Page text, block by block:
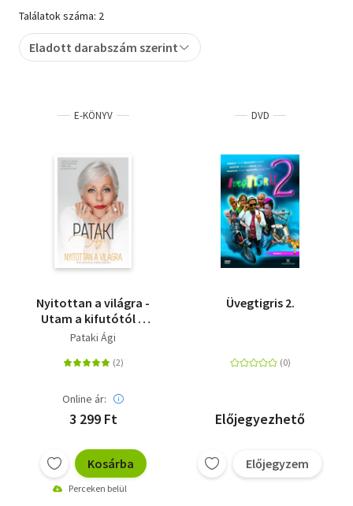
Művészet
Szakkönyv
Tankönyv, segédkönyv
Természettudomány
Történelem
Találatok száma: 2
Eladott darabszám szerint
E-KÖNYV
Nyitottan a világra -
Utam a kifutótól a
vörös szőnyegig
Pataki Ági
Online ár:
3 299 Ft
Kosárba
Perceken belül
DVD
Üvegtigris 2.
Előjegyezhető
Előjegyzem